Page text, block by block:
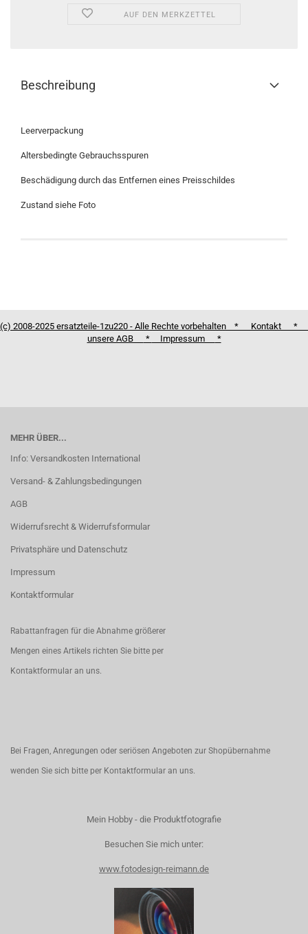
AUF DEN MERKZETTEL
Beschreibung
Leerverpackung
Altersbedingte Gebrauchsspuren
Beschädigung durch das Entfernen eines Preisschildes
Zustand siehe Foto
(c) 2008-2025 ersatzteile-1zu220 - Alle Rechte vorbehalten * Kontakt *
unsere AGB
* Impressum *
MEHR ÜBER...
Info: Versandkosten International
Versand- & Zahlungsbedingungen
AGB
Widerrufsrecht & Widerrufsformular
Privatsphäre und Datenschutz
Impressum
Kontaktformular
Rabattanfragen für die Abnahme größerer
Mengen eines Artikels richten Sie bitte per
Kontaktformular an uns.
Bei Fragen, Anregungen oder seriösen Angeboten zur Shopübernahme
wenden Sie sich bitte per Kontaktformular an uns.
Mein Hobby - die Produktfotografie
Besuchen Sie mich unter:
www.fotodesign-reimann.de